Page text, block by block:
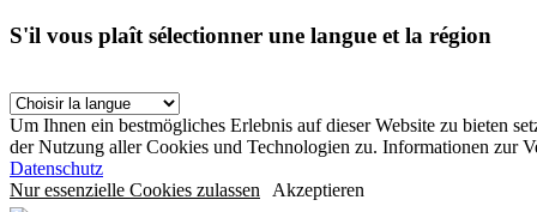
S'il vous plaît sélectionner une langue et la région
Um Ihnen ein bestmögliches Erlebnis auf dieser Website zu bieten
der Nutzung aller Cookies und Technologien zu. Informationen zur
Datenschutz
Nur essenzielle Cookies zulassen Akzeptieren